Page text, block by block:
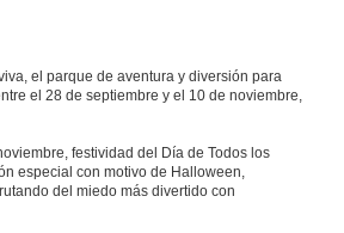
el parque de aventura y diversión para
el 28 de septiembre y el 10 de noviembre,
festividad del Día de Todos los
especial con motivo de Halloween,
del miedo más divertido con